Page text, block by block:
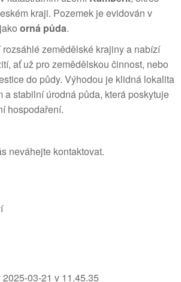
kraji. Pozemek je evidován v
orná půda.
zemědělské krajiny a nabízí
ať už pro zemědělskou činnost, nebo
do půdy. Výhodou je klidná lokalita
a stabilní úrodná půda, která poskytuje
hospodaření.
neváhejte kontaktovat.